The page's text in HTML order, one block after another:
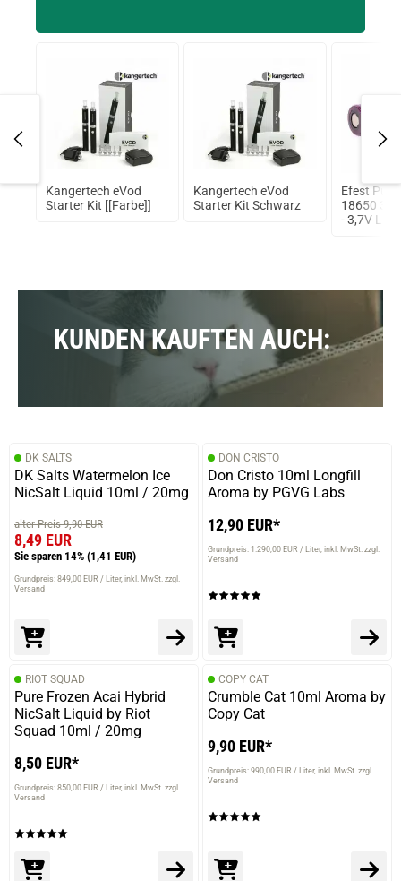
Kangertech eVod
Starter Kit [[Farbe]]
Kangertech eVod
Starter Kit Schwarz
Efest
18650
- 3,7V Li-
KUNDEN KAUFTEN AUCH:
DK SALTS
DK Salts Watermelon Ice
NicSalt Liquid 10ml / 20mg
alter Preis 9,90 EUR
8,49 EUR
Sie sparen 14% (1,41 EUR)
Grundpreis: 849,00 EUR / Liter inkl. MwSt. zzgl.
Versand
DON CRISTO
Don Cristo 10ml Longfill
Aroma by PGVG Labs
12,90 EUR*
Grundpreis: 1.290,00 EUR / Liter inkl. MwSt. zzgl.
Versand
RIOT SQUAD
Pure Frozen Acai Hybrid
NicSalt Liquid by Riot
Squad 10ml / 20mg
8,50 EUR*
Grundpreis: 850,00 EUR / Liter inkl. MwSt. zzgl.
Versand
COPY CAT
Crumble Cat 10ml Aroma by
Copy Cat
9,90 EUR*
Grundpreis: 990,00 EUR / Liter inkl. MwSt. zzgl.
Versand